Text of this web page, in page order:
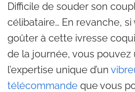
Difficile de souder son
célibataire… En revanche,
goûter à cette ivresse
de la journée, vous pouvez
l’expertise unique d’un
télécommande que vous